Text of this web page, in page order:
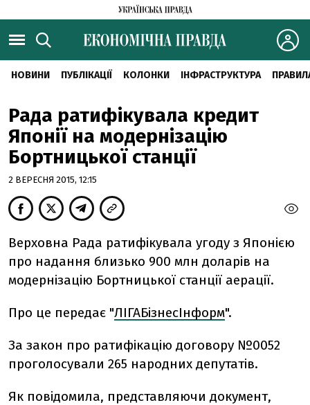
НОВИНИ ПУБЛІКАЦІЇ КОЛОНКИ ІНФРАСТРУКТУРА
Рада ратифікувала кредит
Японії на модернізацію
Бортницької станції
2 ВЕРЕСНЯ 2015, 12:15
Верховна Рада ратифікувала угоду з Японією
про надання близько 900 млн доларів на
модернізацію Бортницької станції аерації.
Про це передає "ЛІГАБізнесІнформ".
За закон про ратифікацію договору №0052
проголосували 265 народних депутатів.
Як повідомила, представляючи документ,